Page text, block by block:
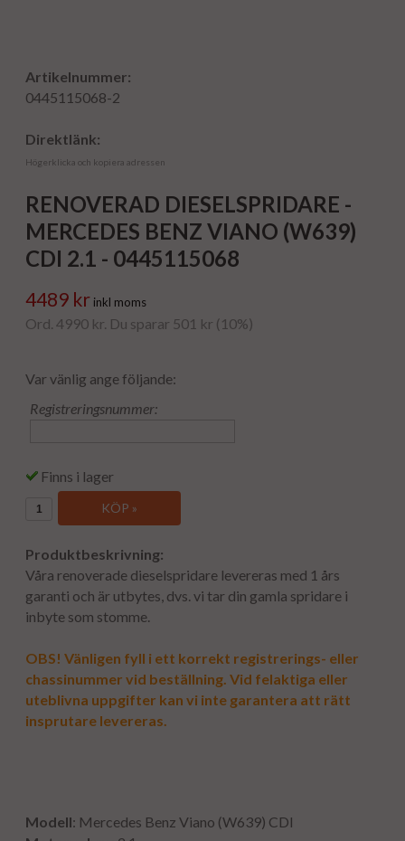
Artikelnummer:
0445115068-2
Direktlänk:
Högerklicka och kopiera adressen
RENOVERAD DIESELSPRIDARE -
MERCEDES BENZ VIANO (W639)
CDI 2.1 - 0445115068
4489 kr inkl moms
Ord. 4990 kr. Du sparar 501 kr (10%)
Var vänlig ange följande:
Registreringsnummer:
Finns i lager
KÖP »
Produktbeskrivning:
Våra renoverade dieselspridare levereras med 1 års
garanti och är utbytes, dvs. vi tar din gamla spridare i
inbyte som stomme.
OBS! Vänligen fyll i ett korrekt registrerings- eller
chassinummer vid beställning. Vid felaktiga eller
uteblivna uppgifter kan vi inte garantera att rätt
insprutare levereras.
Modell: Mercedes Benz Viano (W639) CDI